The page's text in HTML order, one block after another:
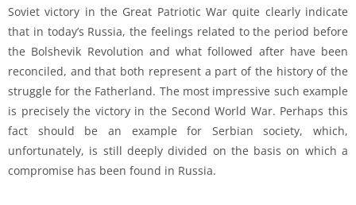
Soviet victory in the Great Patriotic War quite clearly indicate
that in today’s Russia, the feelings related to the period before
the Bolshevik Revolution and what followed after have been
reconciled, and that both represent a part of the history of the
struggle for the Fatherland. The most impressive such example
is precisely the victory in the Second World War. Perhaps this
fact should be an example for Serbian society, which,
unfortunately, is still deeply divided on the basis on which a
compromise has been found in Russia.